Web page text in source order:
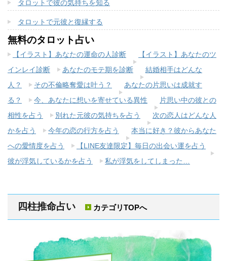
タロットで彼の気持ちを知る
タロットで元彼と復縁する
無料のタロット占い
【イラスト】あなたの運命の人診断
【イラスト】あなたのツ
インレイ診断
あなたのモテ期を診断
結婚相手はどんな
人？
その不倫略奪愛は叶う？
あなたの片思いは成就す
る？
今、あなたに想いを寄せている異性
片思い中の彼との
相性を占う
別れた元彼の気持ちを占う
次の恋人はどんな人
かを占う
今年の恋の行方を占う
本当に好き？彼からあなた
への愛情度を占う
【LINE友達限定】毎日の出会い運を占う
彼が浮気しているかを占う
私が浮気をしてしまった…
四柱推命占い カテゴリTOPへ